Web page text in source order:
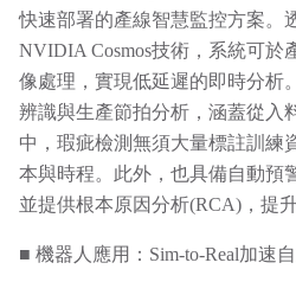
快速部署的產線智慧監控方案。
NVIDIA Cosmos技術，系統可於
像處理，實現低延遲的即時分析
辨識與生產節拍分析，涵蓋從入
中，瑕疵檢測無須大量標註訓練
本與時程。此外，也具備自動預
並提供根本原因分析(RCA)，提
■ 機器人應用：Sim-to-Real加速